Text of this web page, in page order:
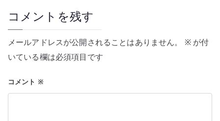
ゲ
ー
シ
ン
コメントを残す
メールアドレスが公開されることはありません。 ※が付
いている欄は必須項目です
コメント ※